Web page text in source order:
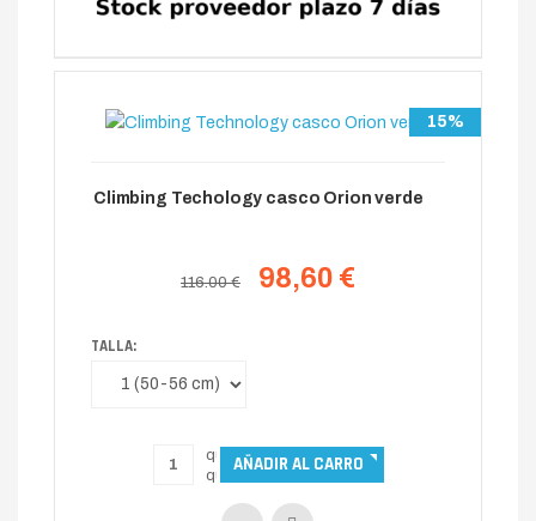
15%
Climbing Techology casco Orion verde
116.00 € 98,60 €
TALLA: